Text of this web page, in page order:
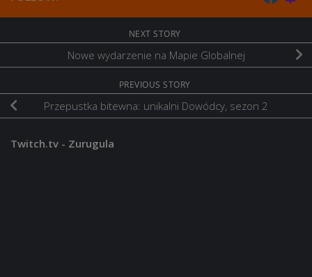
NEXT STORY
Nowe wydarzenie na Mapie Globalnej
PREVIOUS STORY
Przepustka bitewna: unikalni Dowódcy, sezon 2
Twitch.tv - Zurugula